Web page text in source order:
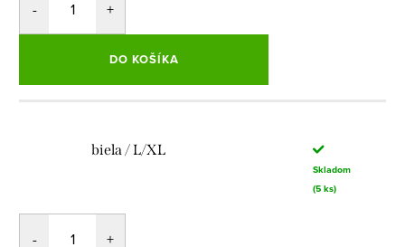
DO KOŠÍKA
biela / L/XL
Skladom
(5 ks)